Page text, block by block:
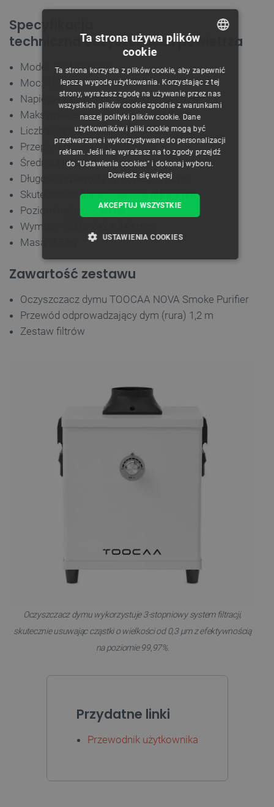
Specyfikacja
techniczna oczyszczacza powietrza
Model: TC-NOVA-SP
Moc: 150 W
Napięcie wejściowe: AC 220 V 50/60 Hz
Maksymalne podciśnienie: 2200 Pa
Liczba warstw filtracji: 3
Przepływ powietrza: 258 m³/h
Średnica interfejsu wlotowego: Ø50 mm
Długość przewodu dymowego: 1,2 m
Skuteczność filtracji: 99,97% dla 0,3 µm
Poziom hałasu: < 50 dB
Wymiary: 300 x 242 x 343 mm
Masa: 9,5 kg
Zawartość zestawu
Oczyszczacz dymu TOOCAA NOVA Smoke Purifier
Przewód odprowadzający dym (rura) 1,2 m
Zestaw filtrów
Oczyszczacz dymu wykorzystuje 3-stopniowy system filtracji,
skutecznie usuwając cząstki o wielkości od 0,3 µm z efektywnością
na poziomie 99,97%.
Przydatne linki
Przewodnik użytkownika
CZECH
ENGLISH
GERMAN
Ta strona używa plików
cookie
Ta strona korzysta z plików cookie, aby zapewnić
lepszą wygodę użytkowania. Korzystając z tej
strony, wyrażasz zgodę na używanie przez nas
wszystkich plików cookie zgodnie z warunkami
naszej polityki plików cookie. Dane
użytkowników i pliki cookie mogą być
przetwarzane i wykorzystywane do personalizacji
reklam. Jeśli nie wyrażasz na to zgody przejdź
do "Ustawienia cookies" i dokonaj wyboru.
Dowiedz się więcej
AKCEPTUJ WSZYSTKIE
USTAWIENIA COOKIES
TARGETOWANIE
FUNKCJONALNOŚĆ
Funkcjonalność
Niezbędne pliki cookie umożliwiają korzystanie z
podstawowych funkcji strony internetowej, takich
Bez niezbędnych plików cookie nie można
prawidłowo korzystać ze strony internetowej.
VISITOR_PRIVACY_METADATA